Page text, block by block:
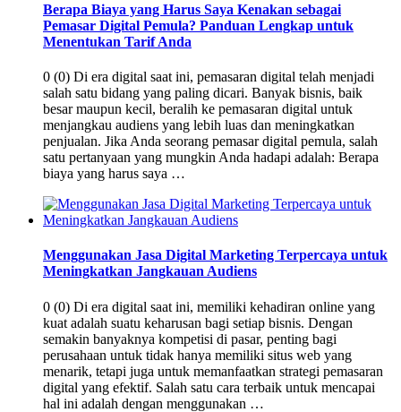
Berapa Biaya yang Harus Saya Kenakan sebagai
Pemasar Digital Pemula? Panduan Lengkap untuk
Menentukan Tarif Anda
0 (0) Di era digital saat ini, pemasaran digital telah menjadi
salah satu bidang yang paling dicari. Banyak bisnis, baik
besar maupun kecil, beralih ke pemasaran digital untuk
menjangkau audiens yang lebih luas dan meningkatkan
penjualan. Jika Anda seorang pemasar digital pemula, salah
satu pertanyaan yang mungkin Anda hadapi adalah: Berapa
biaya yang harus saya …
Menggunakan Jasa Digital Marketing Terpercaya untuk
Meningkatkan Jangkauan Audiens
0 (0) Di era digital saat ini, memiliki kehadiran online yang
kuat adalah suatu keharusan bagi setiap bisnis. Dengan
semakin banyaknya kompetisi di pasar, penting bagi
perusahaan untuk tidak hanya memiliki situs web yang
menarik, tetapi juga untuk memanfaatkan strategi pemasaran
digital yang efektif. Salah satu cara terbaik untuk mencapai
hal ini adalah dengan menggunakan …